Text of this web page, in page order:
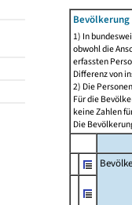
1) In
obwohl die
erfassten
Differenz von
2) Die
Für die
keine Zahlen
Die